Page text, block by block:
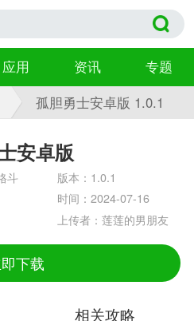
应用 资讯
专题
孤胆勇士安卓版 1.0.1
安卓版
斗
版本：1.0.1
时间：2024-07-16
上传者：莲莲的男朋友
下载
相关攻略